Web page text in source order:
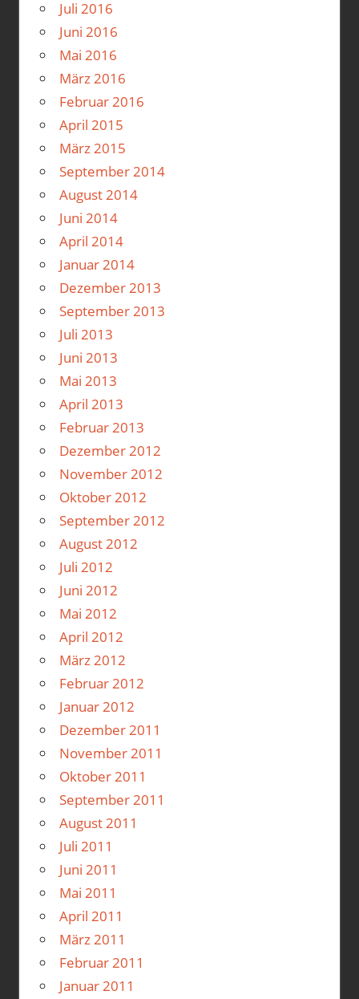
Juli 2016
Juni 2016
Mai 2016
März 2016
Februar 2016
April 2015
März 2015
September 2014
August 2014
Juni 2014
April 2014
Januar 2014
Dezember 2013
September 2013
Juli 2013
Juni 2013
Mai 2013
April 2013
Februar 2013
Dezember 2012
November 2012
Oktober 2012
September 2012
August 2012
Juli 2012
Juni 2012
Mai 2012
April 2012
März 2012
Februar 2012
Januar 2012
Dezember 2011
November 2011
Oktober 2011
September 2011
August 2011
Juli 2011
Juni 2011
Mai 2011
April 2011
März 2011
Februar 2011
Januar 2011